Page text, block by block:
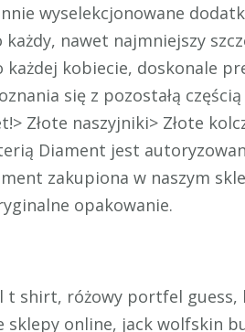
wyselekcjonowane
nawet najmniejszy
kobiecie, doskonale
się z pozostałą
Złote naszyjniki> Złote
Diament jest
zakupiona w naszym
opakowanie.
t shirt, różowy portfel guess,
sklepy online, jack wolfskin